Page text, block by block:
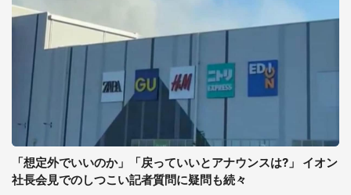
「想定外でいいのか」「戻っていいとアナウンスは?」 イオン
社長会見でのしつこい記者質問に疑問も続々